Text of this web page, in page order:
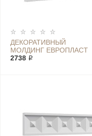
ДЕКОРАТИВНЫЙ
МОЛДИНГ ЕВРОПЛАСТ
1.51.605
2738 ₽